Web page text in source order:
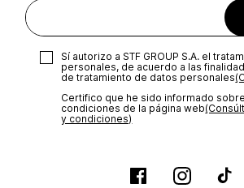
Sí autorizo a STF GROUP S.A. el
personales, de acuerdo a las
de tratamiento de datos personales‎
Certifico que he sido informado
condiciones de la página web‎
y condiciones)